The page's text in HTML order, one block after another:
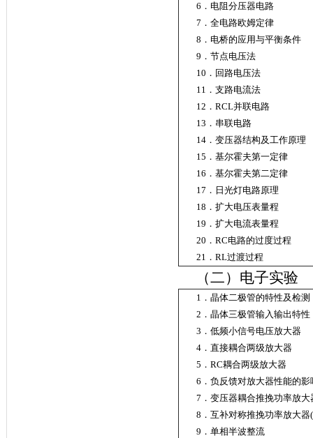
6．电阻分压
7．全电路欧
8．电桥的应用与
9．节点电
10．回路电
11．支路
12．RCL并
13．串联
14．变压器结构及
15．基尔霍夫
16．基尔霍夫
17．日光灯电路原
18．扩大电压
19．扩大电流表量程
20．RC电路的
21．RL过
（二）电子实验
1．晶体二极管的特性及检测
2．晶体三极管输入输出特性
3．低频小信号电压放大器
4．直接耦合两级放大器
5．RC耦合两级放大器
6．负反馈对放大器性能的影
7．变压器耦合推挽功率放大
8．互补对称推挽功率放
9．单相半波整流